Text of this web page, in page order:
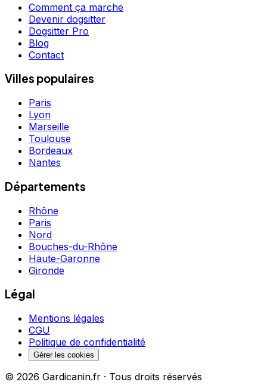
Comment ça marche
Devenir dogsitter
Dogsitter Pro
Blog
Contact
Villes populaires
Paris
Lyon
Marseille
Toulouse
Bordeaux
Nantes
Départements
Rhône
Paris
Nord
Bouches-du-Rhône
Haute-Garonne
Gironde
Légal
Mentions légales
CGU
Politique de confidentialité
Gérer les cookies
© 2026 Gardicanin.fr · Tous droits réservés